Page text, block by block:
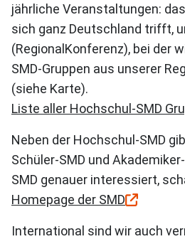
jährliche Veranstaltungen:
sich ganz Deutschland trifft,
(RegionalKonferenz), bei der
SMD-Gruppen aus unserer
(siehe Karte).
Liste aller Hochschul-SMD
Neben der Hochschul-SMD
Schüler-SMD und
SMD genauer interessiert,
Homepage der SMD
International sind wir auch